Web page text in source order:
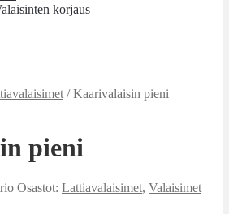
korjaus
/Kaarivalaisin pieni
pieni
Osastot: Lattiavalaisimet, Valaisimet